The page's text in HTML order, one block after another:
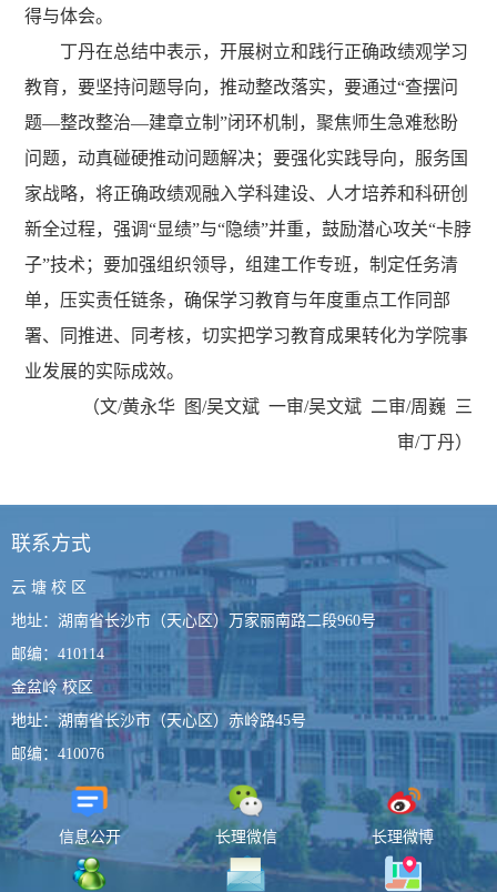
得与体会。
丁丹在总结中表示，开展树立和践行正确政绩观学习
教育，要‌坚持问题导向，推动整改落实，要通过“查摆问
题—整改整治—建章立制”闭环机制，聚焦师生急难愁盼
问题，动真碰硬推动问题解决；要‌强化实践导向，服务国
家战略，将正确政绩观融入学科建设、人才培养和科研创
新全过程，强调“显绩”与“隐绩”并重，鼓励潜心攻关“卡脖
子”技术；要‌加强组织领导，组建工作专班，制定任务清
单，压实责任链条，确保学习教育与年度重点工作同部
署、同推进、同考核，切实把学习教育成果转化为学院事
业发展的实际成效。
（文/黄永华 图/吴文斌 一审/吴文斌 二审/周巍 三
审/丁丹）
联系方式
云 塘 校 区
地址：湖南省长沙市（天心区）万家丽南路二段960号
邮编：410114
金盆岭 校区
地址：湖南省长沙市（天心区）赤岭路45号
邮编：410076
信息公开 长理微信 长理微博